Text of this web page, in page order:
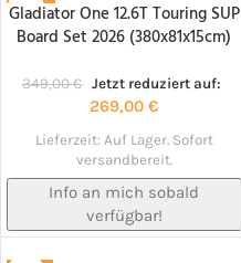
-23%
NACHBESTELLT!
Gladiator One 12.6T Touring SUP
Board Set 2026 (380x81x15cm)
349,00€ Jetzt reduziert auf:
269,00€
Lieferzeit: Auf Lager. Sofort
versandbereit.
Info an mich sobald
verfügbar!